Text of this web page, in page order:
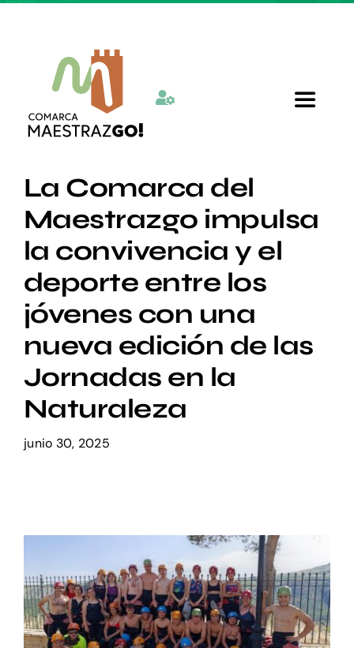
Toggle
Quienes somos
Departamentos
Actualidad
Setas
Contacto
La Comarca del
Maestrazgo impulsa
la convivencia y el
deporte entre los
jóvenes con una
nueva edición de las
Jornadas en la
Naturaleza
junio 30, 2025